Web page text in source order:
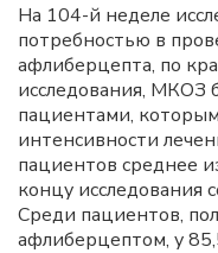
На 104-й неделе
потребностью в
афлиберцепта, по
исследования, МКОЗ
пациентами,
интенсивности
пациентов среднее
концу исследования
Среди пациентов,
афлиберцептом, у